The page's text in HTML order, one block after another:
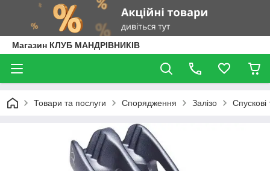
Магазин КЛУБ МАНДРІВНИКІВ
Товари та послуги Спорядження Залізо Спускові